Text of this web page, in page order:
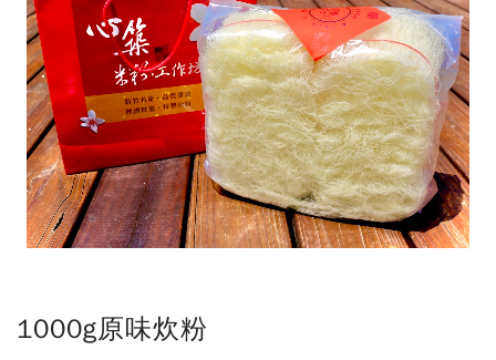
1000g原味炊粉